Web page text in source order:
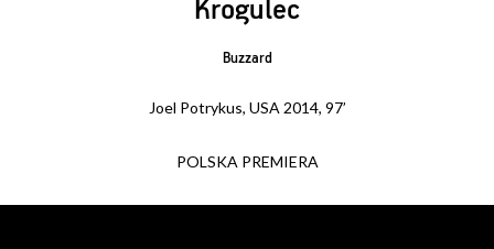
Krogulec
Buzzard
Joel Potrykus, USA 2014, 97’
POLSKA PREMIERA